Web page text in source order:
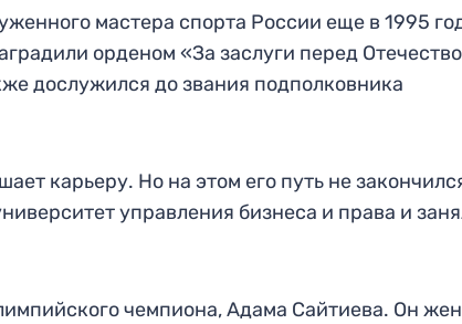
мастера спорта России еще в 1995
орденом «За заслуги перед
дослужился до звания подполковника
карьеру. Но на этом его путь не
управления бизнеса и права и
чемпиона, Адама Сайтиева. Он